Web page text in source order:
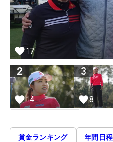
17
2
14
3
8
賞金ランキング 年間日程